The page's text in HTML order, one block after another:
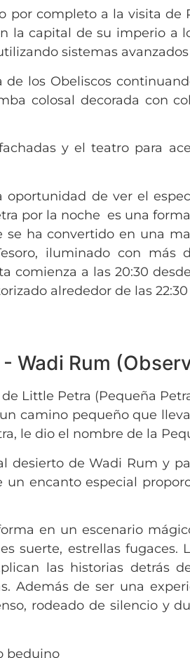
por completo a la visita de
la capital de su imperio a
sistemas
los Obeliscos
colosal decorada con
y el teatro para
de ver el
por la noche es una
ha convertido en una
iluminado con más
comienza a las 20:30
alrededor de las 22:30
Wadi Rum
Little Petra (Pequeña
camino pequeño que
le dio el nombre de la
desierto de Wadi Rum y
un encanto especial
en un escenario
suerte, estrellas fugaces.
las historias detrás
Además de ser una
rodeado de silencio y
beduino